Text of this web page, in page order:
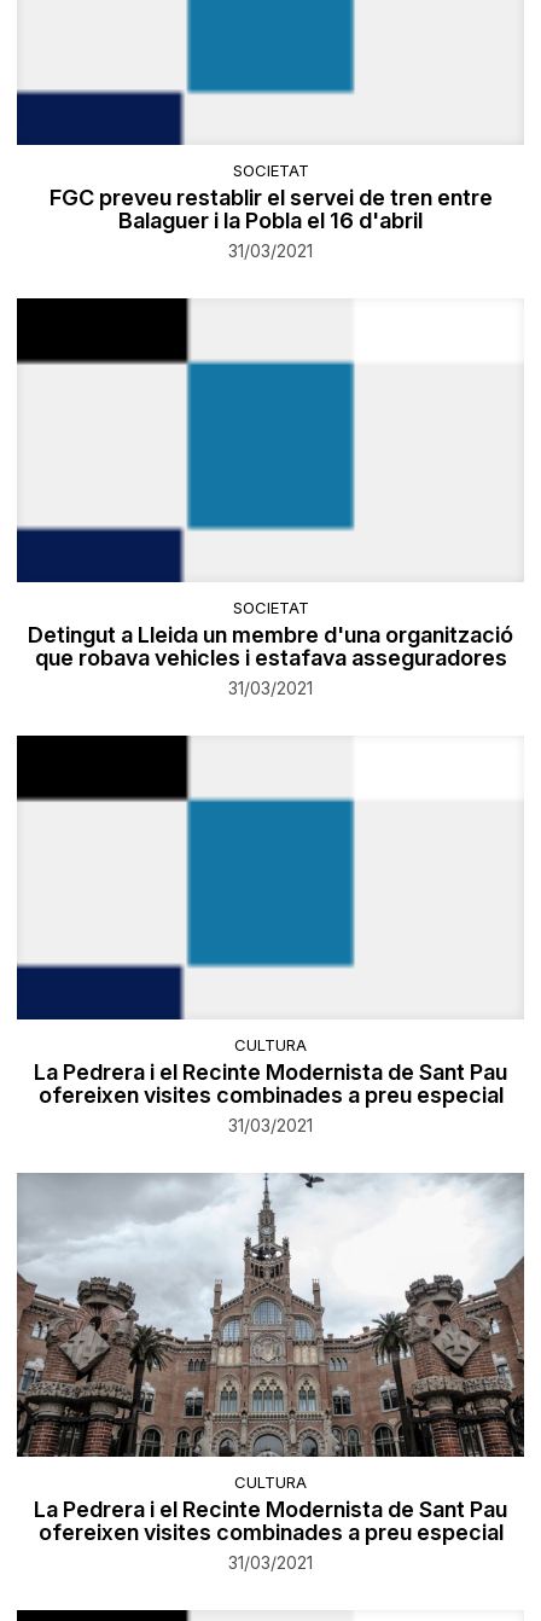
SOCIETAT
FGC preveu restablir el servei de tren entre
Balaguer i la Pobla el 16 d'abril
31/03/2021
SOCIETAT
Detingut a Lleida un membre d'una organització
que robava vehicles i estafava asseguradores
31/03/2021
CULTURA
La Pedrera i el Recinte Modernista de Sant Pau
ofereixen visites combinades a preu especial
31/03/2021
CULTURA
La Pedrera i el Recinte Modernista de Sant Pau
ofereixen visites combinades a preu especial
31/03/2021